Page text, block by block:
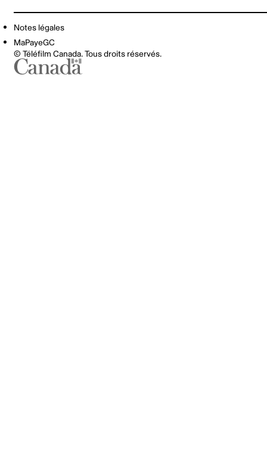
Notes légales
MaPayeGC
© Téléfilm Canada. Tous droits réservés.